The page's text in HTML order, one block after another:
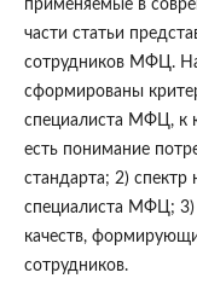
применяемые в
части статьи
сотрудников МФЦ. На
сформированы
специалиста МФЦ, к
есть понимание
стандарта; 2)
специалиста МФЦ; 3)
качеств,
сотрудников.